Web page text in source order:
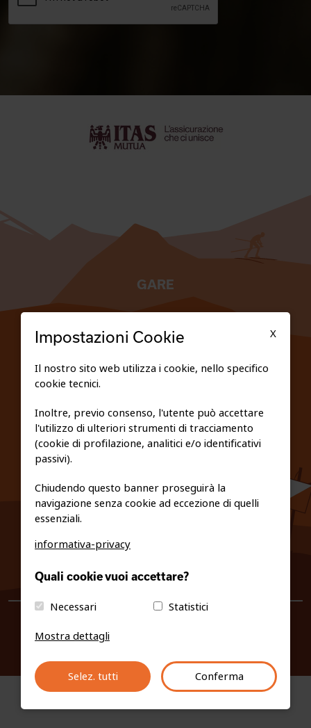
GARE
PRIVACY E COOKIE POLICY
info@fiso.it|fiso@pec-mail.eu
X
Impostazioni Cookie
Il nostro sito web utilizza i cookie, nello specifico
cookie tecnici.
Inoltre, previo consenso, l'utente può accettare
l'utilizzo di ulteriori strumenti di tracciamento
(cookie di profilazione, analitici e/o identificativi
passivi).
Chiudendo questo banner proseguirà la
navigazione senza cookie ad eccezione di quelli
essenziali.
informativa-privacy
Quali cookie vuoi accettare?
Necessari
Statistici
Mostra dettagli
Selez. tutti Conferma